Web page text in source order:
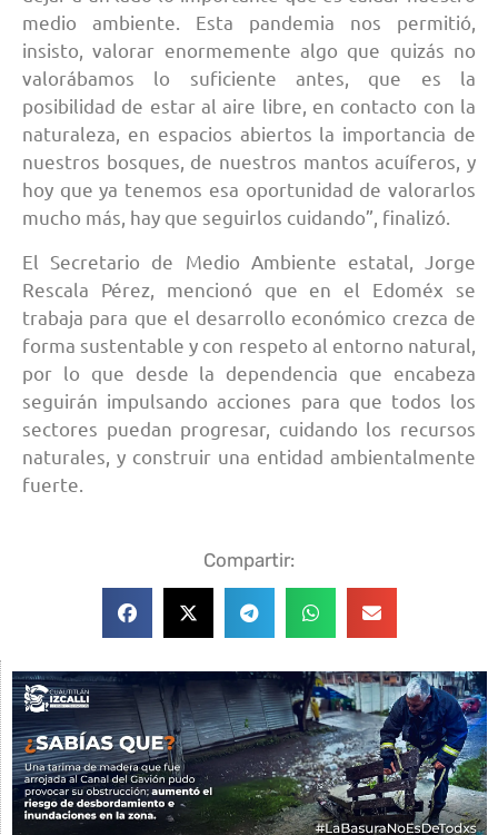
medio ambiente. Esta pandemia nos permitió,
insisto, valorar enormemente algo que quizás no
valorábamos lo suficiente antes, que es la
posibilidad de estar al aire libre, en contacto con la
naturaleza, en espacios abiertos la importancia de
nuestros bosques, de nuestros mantos acuíferos, y
hoy que ya tenemos esa oportunidad de valorarlos
mucho más, hay que seguirlos cuidando”, finalizó.
El Secretario de Medio Ambiente estatal, Jorge
Rescala Pérez, mencionó que en el Edoméx se
trabaja para que el desarrollo económico crezca de
forma sustentable y con respeto al entorno natural,
por lo que desde la dependencia que encabeza
seguirán impulsando acciones para que todos los
sectores puedan progresar, cuidando los recursos
naturales, y construir una entidad ambientalmente
fuerte.
Compartir: